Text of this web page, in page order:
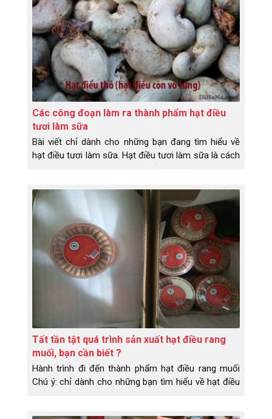
Các công đoạn làm ra thành phẩm hạt điều
tươi làm sữa
Bài viết chỉ dành cho những bạn đang tìm hiểu về
hạt điều tươi làm sữa. Hạt điều tươi làm sữa là cách
trắng khá nhiều bước và mất thời gian. Chi tiết cụ
thể như sau:
Tất tần tật quá trình sản xuất hạt điều rang
muối, bạn cần biết ?
Hành trình đi đến thành phẩm hạt điều rang muối
Chú ý: chỉ dành cho những bạn tìm hiểu về hạt điều